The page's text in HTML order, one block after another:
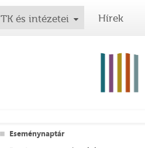
TK és intézetei Hírek
Eseménynaptár